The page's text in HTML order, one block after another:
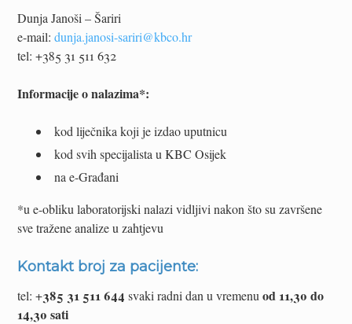
Dunja Janoši – Šariri
e-mail: dunja.janosi-sariri@kbco.hr
tel: +385 31 511 632
Informacije o nalazima*:
kod liječnika koji je izdao uputnicu
kod svih specijalista u KBC Osijek
na e-Građani
*u e-obliku laboratorijski nalazi vidljivi nakon što su završene
sve tražene analize u zahtjevu
Kontakt broj za pacijente:
tel: +385 31 511 644 svaki radni dan u vremenu od 11,30 do
14,30 sati